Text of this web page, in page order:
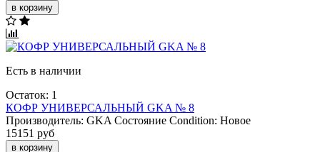
в корзину
Есть в наличии
Остаток: 1
КОФР УНИВЕРСАЛЬНЫЙ GKA № 8
Производитель: GKA Состояние Condition: Новое
15151 руб
в корзину